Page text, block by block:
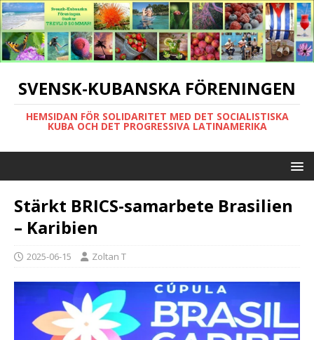
SVENSK-KUBANSKA FÖRENINGEN
HEMSIDAN FÖR SOLIDARITET MED DET SOCIALISTISKA
KUBA OCH DET PROGRESSIVA LATINAMERIKA
Stärkt BRICS-samarbete Brasilien
– Karibien
2025-06-15 Zoltan T